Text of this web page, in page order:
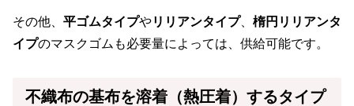
その他、 平ゴムタイプやリリアンタイプ、 楕円リリアンタ
イプのマスクゴムも必要量によっては、供給可能です。
不織布の基布を溶着（熱圧着）するタイプ